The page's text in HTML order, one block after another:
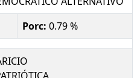
Porc: 0.79 %